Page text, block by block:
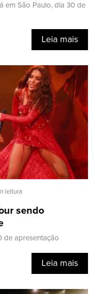
em São Paulo, dia 30 de
Leia mais
leitura
sendo
de apresentação
Leia mais